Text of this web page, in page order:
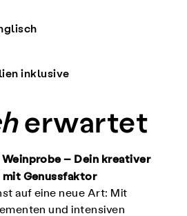
inklusive
erwartet
– Dein kreativer
mit Genussfaktor
auf eine neue Art: Mit
und intensiven